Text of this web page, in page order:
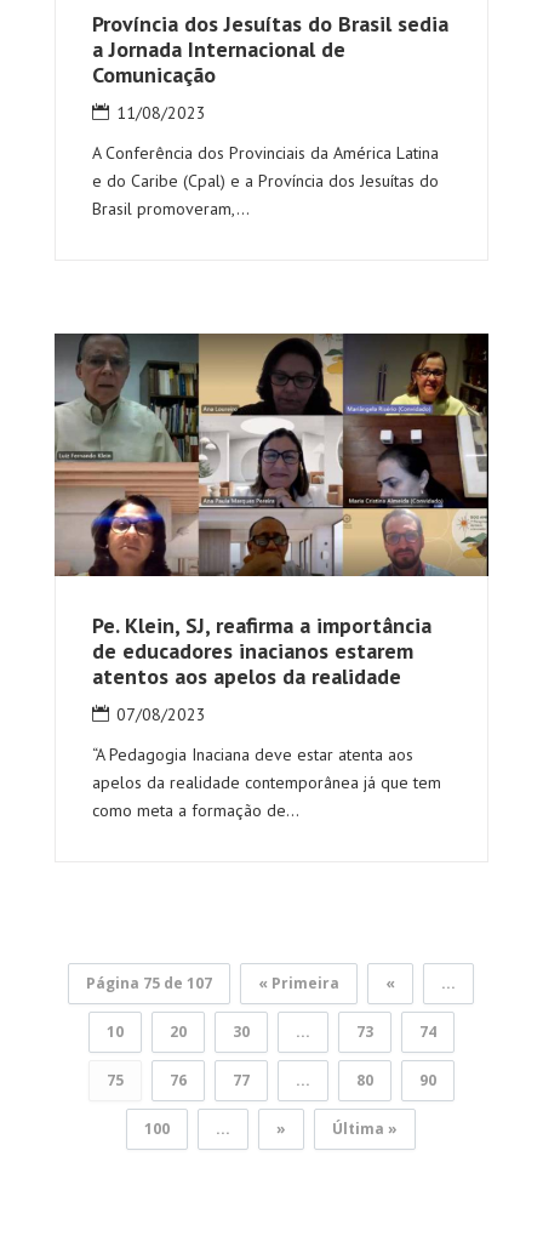
Província dos Jesuítas do Brasil sedia
a Jornada Internacional de
Comunicação
11/08/2023
A Conferência dos Provinciais da América Latina
e do Caribe (Cpal) e a Província dos Jesuítas do
Brasil promoveram,...
Pe. Klein, SJ, reafirma a importância
de educadores inacianos estarem
atentos aos apelos da realidade
07/08/2023
“A Pedagogia Inaciana deve estar atenta aos
apelos da realidade contemporânea já que tem
como meta a formação de...
Página 75 de 107 « Primeira « ...
10 20 30 ... 73 74
75 76 77 ... 80 90
100 ... » Última »